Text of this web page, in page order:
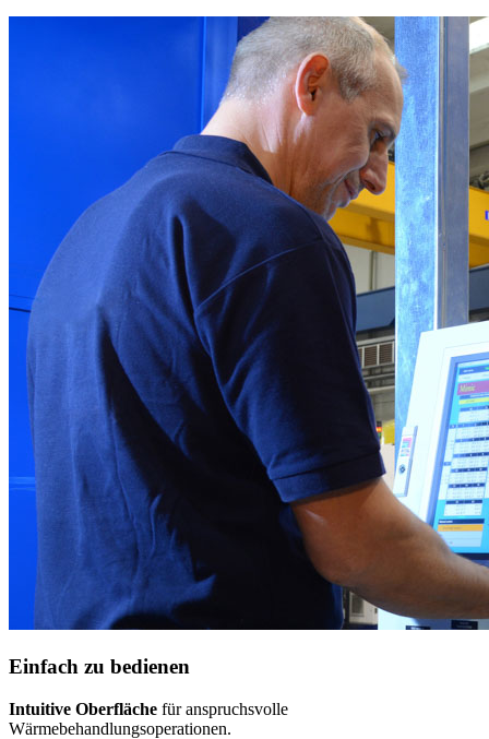
Einfach zu bedienen
Intuitive Oberfläche für anspruchsvolle
Wärmebehandlungsoperationen.